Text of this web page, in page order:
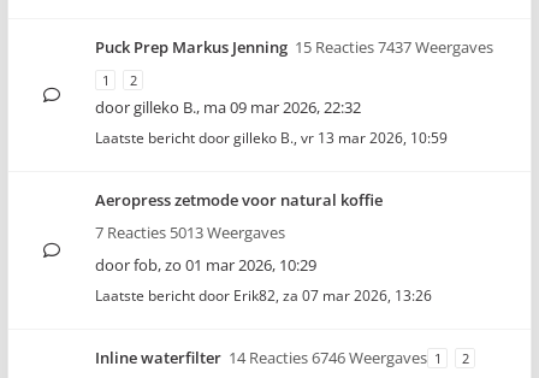
Puck Prep Markus Jenning 15 Reacties 7437 Weergaves
1 2
doorgilleko B., ma 09 mar 2026, 22:32
Laatste bericht doorgilleko B., vr 13 mar 2026, 10:59
Aeropress zetmode voor natural koffie
7 Reacties 5013 Weergaves
doorfob,zo 01 mar 2026, 10:29
Laatste bericht door Erik82, za 07 mar 2026, 13:26
Inline waterfilter 14 Reacties 6746 Weergaves 1 2